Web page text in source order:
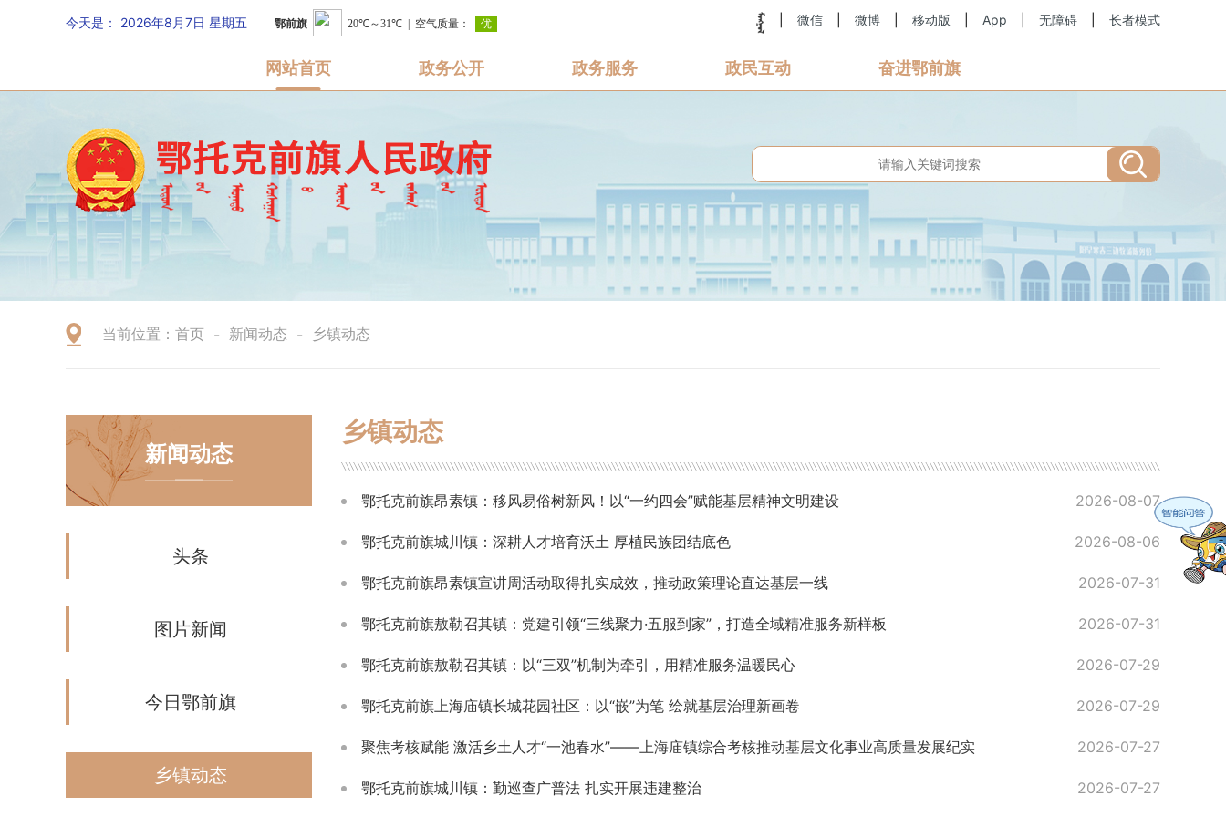
今天是： 2026年8月7日 星期五 微信 微博 移动版 App 无障碍 长者模式
网站首页 政务公开 政务服务 政民互动 奋进鄂前旗
当前位置： 首页 - 新闻动态 - 乡镇动态
新闻动态
头条
图片新闻
今日鄂前旗
乡镇动态
乡镇动态
鄂托克前旗昂素镇：移风易俗树新风！以“一约四会”赋能基层精神文明建设 2026-08-07
鄂托克前旗城川镇：深耕人才培育沃土 厚植民族团结底色 2026-08-06
鄂托克前旗昂素镇宣讲周活动取得扎实成效，推动政策理论直达基层一线 2026-07-31
鄂托克前旗敖勒召其镇：党建引领“三线聚力·五服到家”，打造全域精准服务新样板 2026-07-31
鄂托克前旗敖勒召其镇：以“三双”机制为牵引，用精准服务温暖民心 2026-07-29
鄂托克前旗上海庙镇长城花园社区：以“嵌”为笔 绘就基层治理新画卷 2026-07-29
聚焦考核赋能 激活乡土人才“一池春水”——上海庙镇综合考核推动基层文化事业高质量发展纪实 2026-07-27
鄂托克前旗城川镇：勤巡查广普法 扎实开展违建整治 2026-07-27